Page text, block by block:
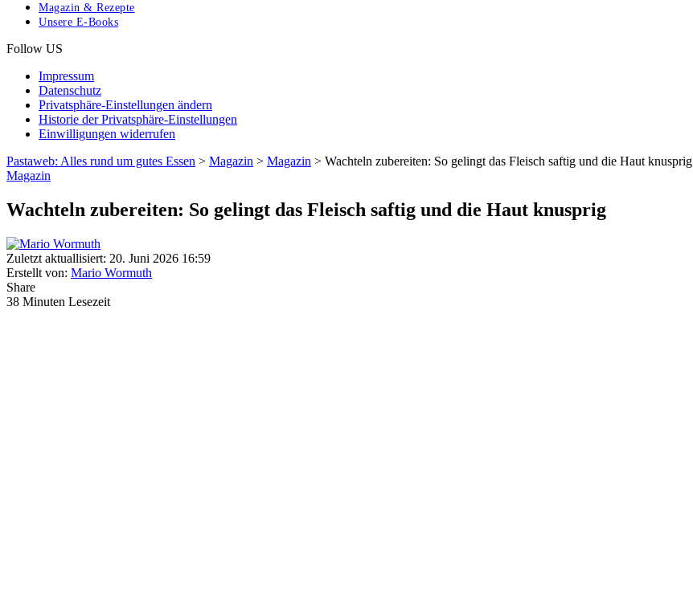
Magazin & Rezepte
Unsere E-Books
Follow US
Impressum
Datenschutz
Privatsphäre-Einstellungen ändern
Historie der Privatsphäre-Einstellungen
Einwilligungen widerrufen
Pastaweb: Alles rund um gutes Essen > Magazin > Magazin > Wachteln zubereiten: So gelingt das Fleisch saftig und die Haut knusprig
Magazin
Wachteln zubereiten: So gelingt das Fleisch saftig und die Haut knusprig
Zuletzt aktuallisiert: 20. Juni 2026 16:59
Erstellt von: Mario Wormuth
Share
38 Minuten Lesezeit